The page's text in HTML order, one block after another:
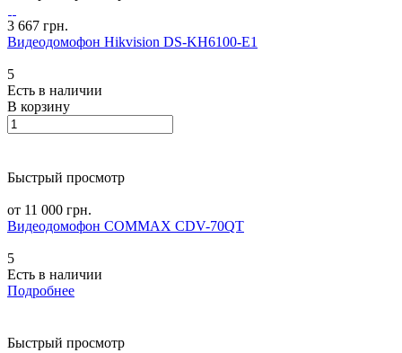
3 667 грн.
Видеодомофон Hikvision DS-KH6100-E1
5
Есть в наличии
В корзину
Быстрый просмотр
от 11 000 грн.
Видеодомофон COMMAX CDV-70QT
5
Есть в наличии
Подробнее
Быстрый просмотр